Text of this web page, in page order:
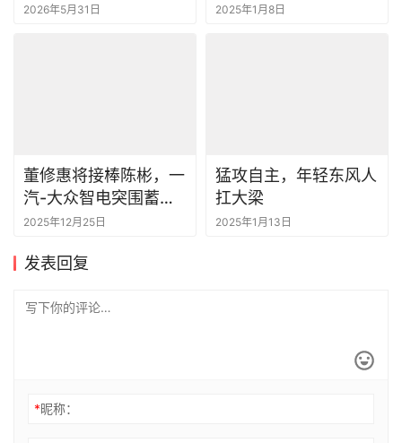
2026年5月31日 2025年1月8日
董修惠将接棒陈彬，一
汽-大众智电突围蓄势
待发
2025年12月25日
猛攻自主，年轻东风人
扛大梁
2025年1月13日
发表回复
*昵称：